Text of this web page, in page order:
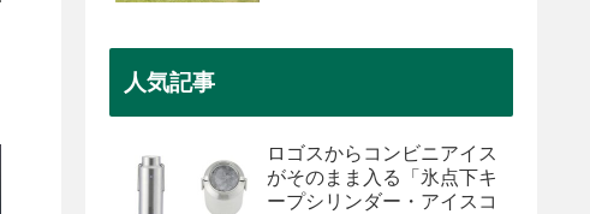
人気記事
ロゴスからコンビニアイス
がそのまま入る「氷点下キ
ープシリンダー・アイスコ